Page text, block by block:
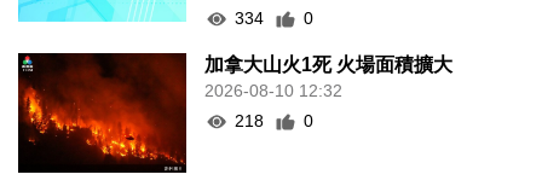
334
0
加拿大山火1死 火場面積擴大
2026-08-10 12:32
218
0